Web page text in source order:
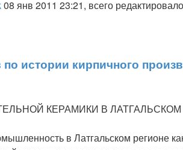
08 янв 2011 23:21, всего
истории кирпичного
КЕРАМИКИ В
в Латгальском регионе